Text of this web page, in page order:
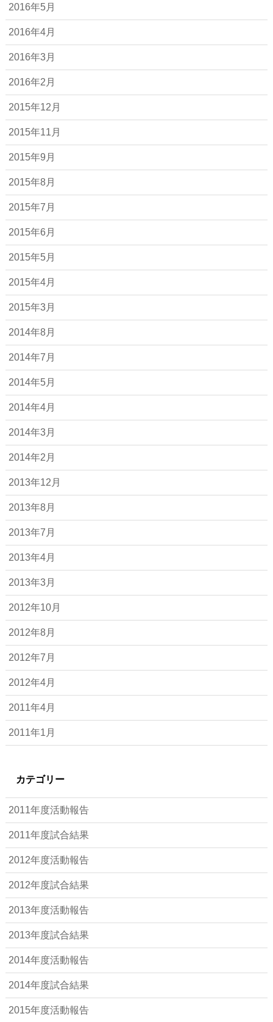
2016年5月
2016年4月
2016年3月
2016年2月
2015年12月
2015年11月
2015年9月
2015年8月
2015年7月
2015年6月
2015年5月
2015年4月
2015年3月
2014年8月
2014年7月
2014年5月
2014年4月
2014年3月
2014年2月
2013年12月
2013年8月
2013年7月
2013年4月
2013年3月
2012年10月
2012年8月
2012年7月
2012年4月
2011年4月
2011年1月
カテゴリー
2011年度活動報告
2011年度試合結果
2012年度活動報告
2012年度試合結果
2013年度活動報告
2013年度試合結果
2014年度活動報告
2014年度試合結果
2015年度活動報告